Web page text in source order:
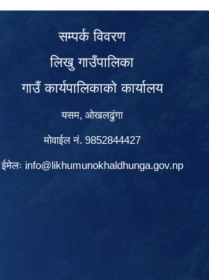
सम्पर्क विवरण
लिखु गाउँपालिका
गाउँ कार्यपालिकाको कार्यालय
यसम, ओखलढुंगा
मोवाईल नं. 9852844427
ईमेलः info@likhumunokhaldhunga.gov.np